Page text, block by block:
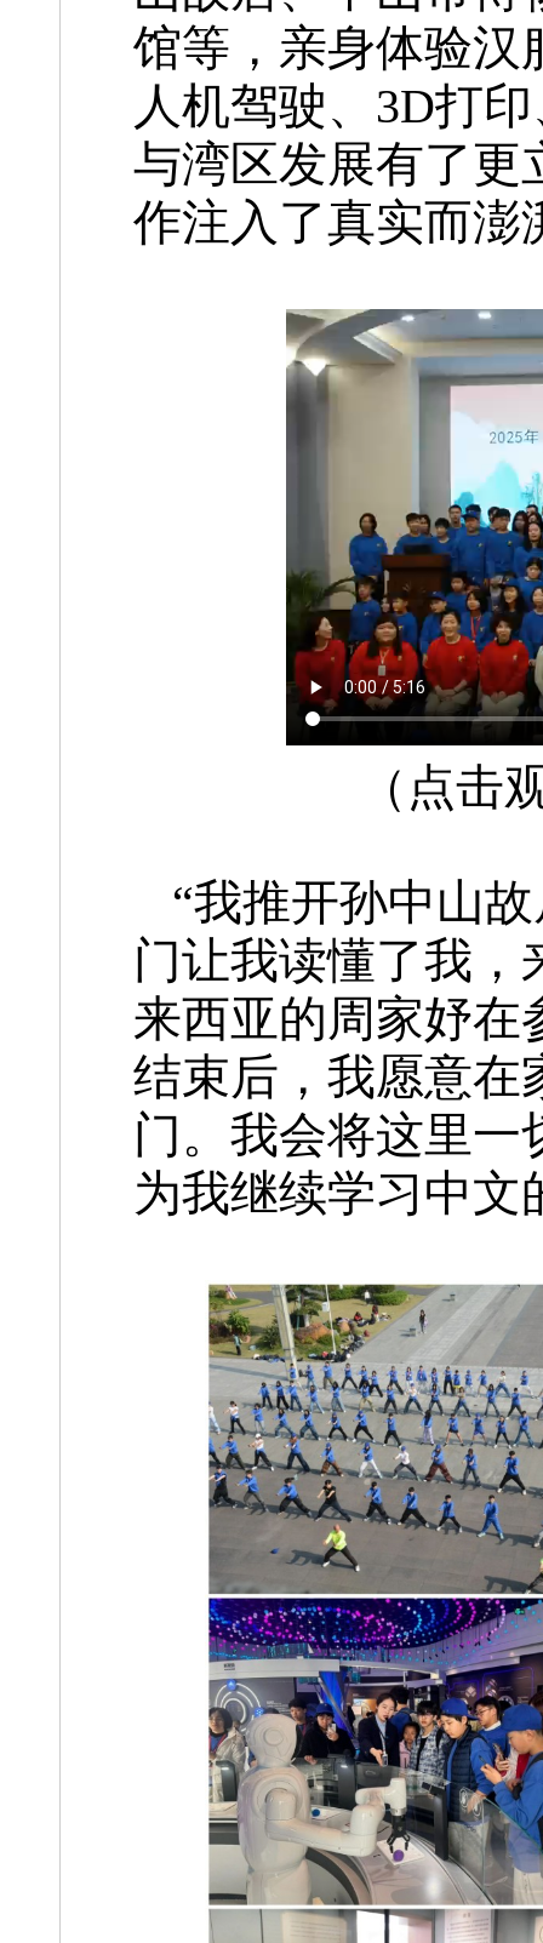
馆等，亲身体验汉
人机驾驶、3D打
与湾区发展有了更
作注入了真实而澎
（点击
“我推开孙中山
门让我读懂了我，
来西亚的周家妤在
结束后，我愿意在
门。我会将这里一
为我继续学习中文